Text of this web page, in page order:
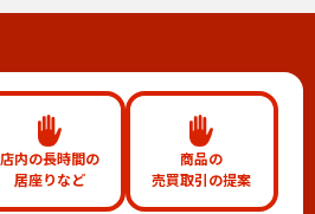
店内の長時間の
居座りなど
商品の
売買取引の提案